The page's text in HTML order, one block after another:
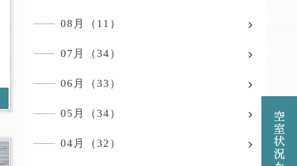
08月（11）
07月（34）
06月（33）
05月（34）
04月（32）